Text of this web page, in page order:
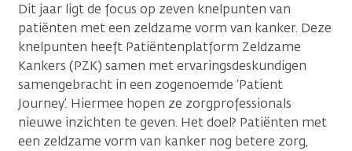
Dit jaar ligt de focus op zeven knelpunten van
patiënten met een zeldzame vorm van kanker. Deze
knelpunten heeft Patiëntenplatform Zeldzame
Kankers (PZK) samen met ervaringsdeskundigen
samengebracht in een zogenoemde ‘Patient
Journey’. Hiermee hopen ze zorgprofessionals
nieuwe inzichten te geven. Het doel? Patiënten met
een zeldzame vorm van kanker nog betere zorg,